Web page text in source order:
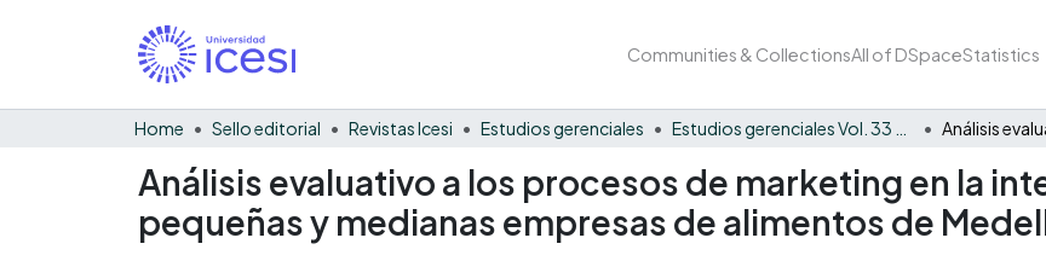
Communities & CollectionsAll of DSpaceStatistics
Home Sello editorial Revistas Icesi Estudios gerenciales
Análisis evaluativo a los procesos de marketing en la
pequeñas y medianas empresas de alimentos de